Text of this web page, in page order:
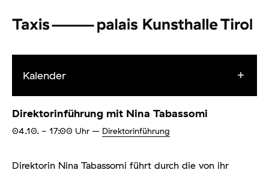
Kalender
Direktorinführung mit Nina Tabassomi
04.10. - 17:00 Uhr – Direktorinführung
Direktorin Nina Tabassomi führt durch die von ihr